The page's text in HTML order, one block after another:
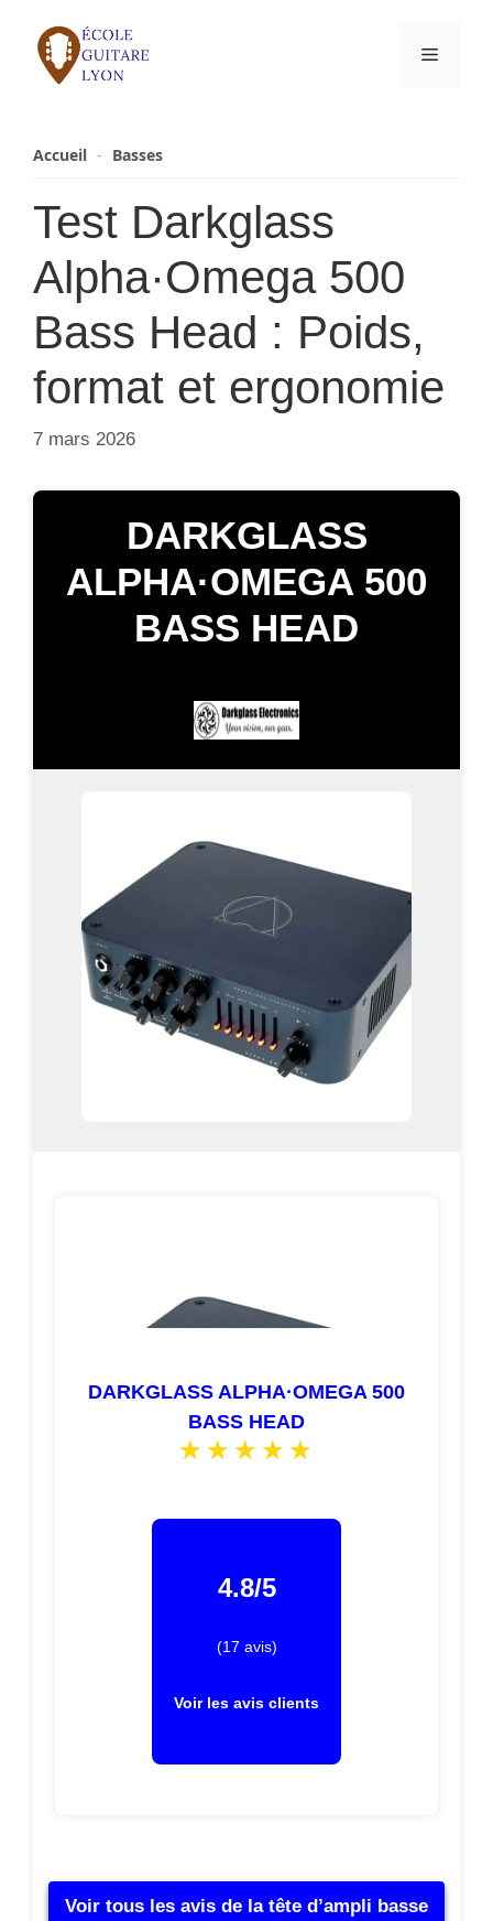
contenu
Menu
Accueil - Basses
Test Darkglass
Alpha·Omega 500
Bass Head : Poids,
format et ergonomie
7 mars 2026
DARKGLASS
ALPHA·OMEGA 500
BASS HEAD
DARKGLASS ALPHA·OMEGA 500
BASS HEAD
4.8/5
(17 avis)
Voir les avis clients
Voir tous les avis de la tête d’ampli basse